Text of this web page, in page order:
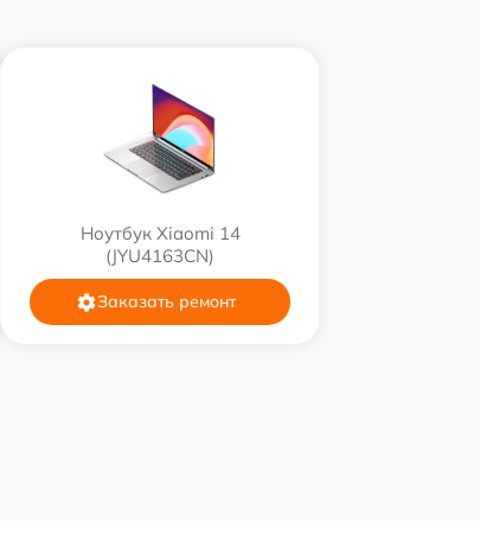
Ноутбук Xiaomi 14
(JYU4163CN)
Заказать ремонт